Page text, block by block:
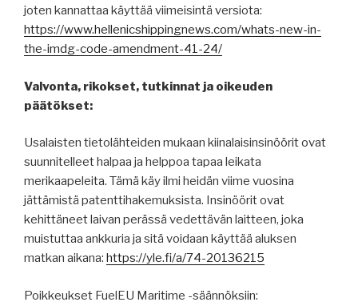
joten kannattaa käyttää viimeisintä versiota:
https://www.hellenicshippingnews.com/whats-new-in-
the-imdg-code-amendment-41-24/
Valvonta, rikokset, tutkinnat ja oikeuden
päätökset:
Usalaisten tietolähteiden mukaan kiinalaisinsinöörit ovat
suunnitelleet halpaa ja helppoa tapaa leikata
merikaapeleita. Tämä käy ilmi heidän viime vuosina
jättämistä patenttihakemuksista. Insinöörit ovat
kehittäneet laivan perässä vedettävän laitteen, joka
muistuttaa ankkuria ja sitä voidaan käyttää aluksen
matkan aikana: https://yle.fi/a/74-20136215
Poikkeukset FuelEU Maritime -säännöksiin: